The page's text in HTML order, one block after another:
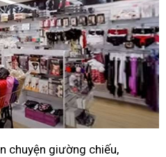
chuyện giường chiếu,